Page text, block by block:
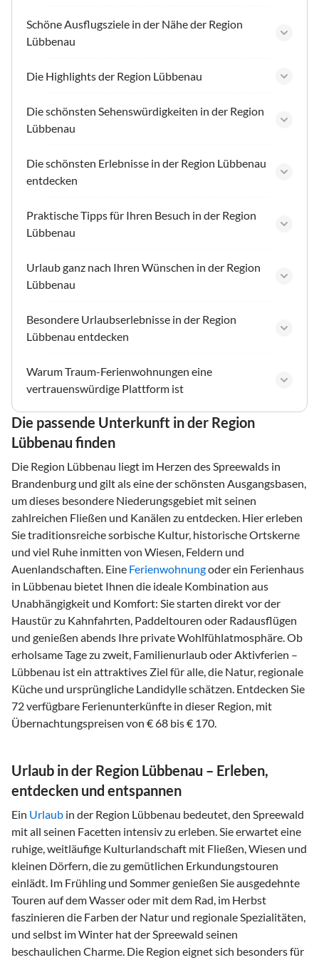
Schöne Ausflugsziele in der Nähe der Region
Lübbenau
Die Highlights der Region Lübbenau
Die schönsten Sehenswürdigkeiten in der Region
Lübbenau
Die schönsten Erlebnisse in der Region Lübbenau
entdecken
Praktische Tipps für Ihren Besuch in der Region
Lübbenau
Urlaub ganz nach Ihren Wünschen in der Region
Lübbenau
Besondere Urlaubserlebnisse in der Region
Lübbenau entdecken
Warum Traum-Ferienwohnungen eine
vertrauenswürdige Plattform ist
Die passende Unterkunft in der Region
Lübbenau finden
Die Region Lübbenau liegt im Herzen des Spreewalds in
Brandenburg und gilt als eine der schönsten Ausgangsbasen,
um dieses besondere Niederungsgebiet mit seinen
zahlreichen Fließen und Kanälen zu entdecken. Hier erleben
Sie traditionsreiche sorbische Kultur, historische Ortskerne
und viel Ruhe inmitten von Wiesen, Feldern und
Auenlandschaften. Eine Ferienwohnungoder ein Ferienhaus
in Lübbenau bietet Ihnen die ideale Kombination aus
Unabhängigkeit und Komfort: Sie starten direkt vor der
Haustür zu Kahnfahrten, Paddeltouren oder Radausflügen
und genießen abends Ihre private Wohlfühlatmosphäre. Ob
erholsame Tage zu zweit, Familienurlaub oder Aktivferien –
Lübbenau ist ein attraktives Ziel für alle, die Natur, regionale
Küche und ursprüngliche Landidylle schätzen. Entdecken Sie
72 verfügbare Ferienunterkünfte in dieser Region, mit
Übernachtungspreisen von € 68 bis € 170.
Urlaub in der Region Lübbenau – Erleben,
entdecken und entspannen
Ein Urlaub in der Region Lübbenau bedeutet, den Spreewald
mit all seinen Facetten intensiv zu erleben. Sie erwartet eine
ruhige, weitläufige Kulturlandschaft mit Fließen, Wiesen und
kleinen Dörfern, die zu gemütlichen Erkundungstouren
einlädt. Im Frühling und Sommer genießen Sie ausgedehnte
Touren auf dem Wasser oder mit dem Rad, im Herbst
faszinieren die Farben der Natur und regionale Spezialitäten,
und selbst im Winter hat der Spreewald seinen
beschaulichen Charme. Die Region eignet sich besonders für